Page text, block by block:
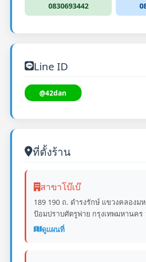
0830693442
Line ID
@42dan
ที่ตั้งร้าน
สาขาโบ๊เบ๊
189 190 ถ. ดำรงรักษ์ แขวงคลองม
ป้อมปราบศัตรูพ่าย กรุงเทพมหานคร
ดูแผนที่